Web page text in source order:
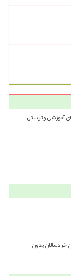
آموزشی و تربیتی
خردسالان بدون